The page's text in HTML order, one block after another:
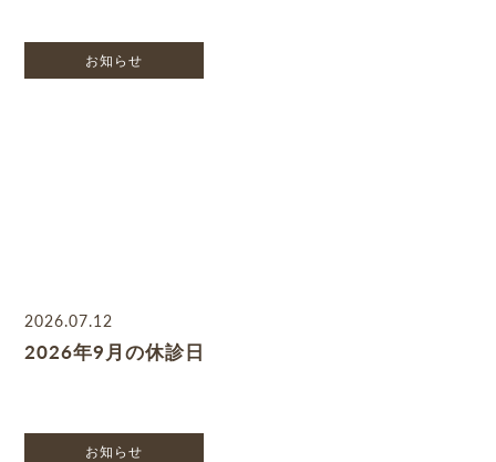
お知らせ
2026.07.12
2026年9月の休診日
お知らせ